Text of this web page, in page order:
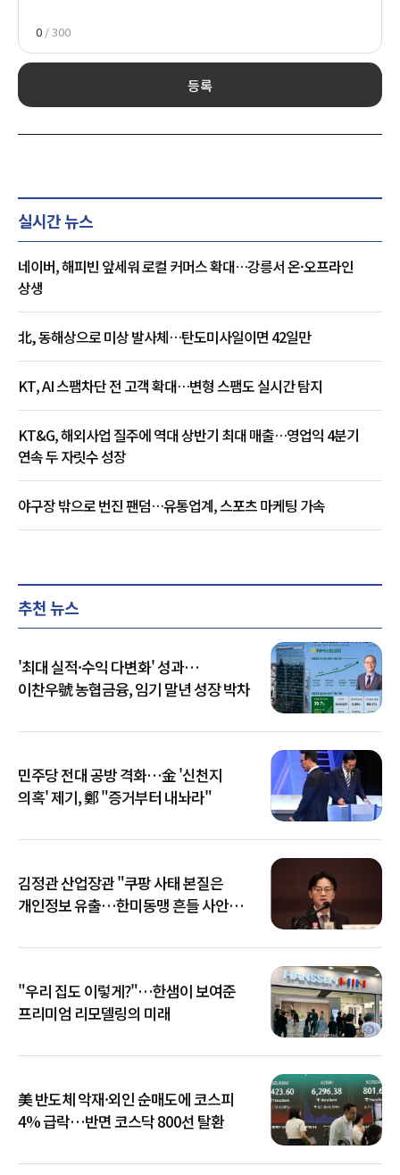
0 / 300
등록
실시간 뉴스
네이버, 해피빈 앞세워 로컬 커머스 확대…강릉서 온·오프라인
상생
北, 동해상으로 미상 발사체…탄도미사일이면 42일만
KT, AI 스팸차단 전 고객 확대…변형 스팸도 실시간 탐지
KT&G, 해외사업 질주에 역대 상반기 최대 매출…영업익 4분기
연속 두 자릿수 성장
야구장 밖으로 번진 팬덤…유통업계, 스포츠 마케팅 가속
추천 뉴스
'최대 실적·수익 다변화' 성과…
이찬우號 농협금융, 임기 말년 성장 박차
민주당 전대 공방 격화…金 '신천지
의혹' 제기, 鄭 "증거부터 내놔라"
김정관 산업장관 "쿠팡 사태 본질은
개인정보 유출…한미동맹 흔들 사안
"우리 집도 이렇게?"…한샘이 보여준
프리미엄 리모델링의 미래
美 반도체 악재·외인 순매도에 코스피
4% 급락…반면 코스닥 800선 탈환